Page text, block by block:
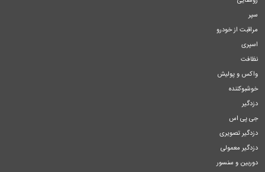
سپر
مراقبت از خودرو
اسپری
نظافت
واکس و پولیش
خوشبوکننده
دزدگیر
جی پی اس
دزدگیر تصویری
دزدگیر معمولی
دوربین و سنسور